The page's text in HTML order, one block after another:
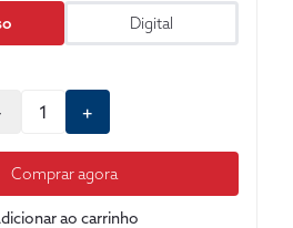
Digital
+
Comprar agora
ao carrinho